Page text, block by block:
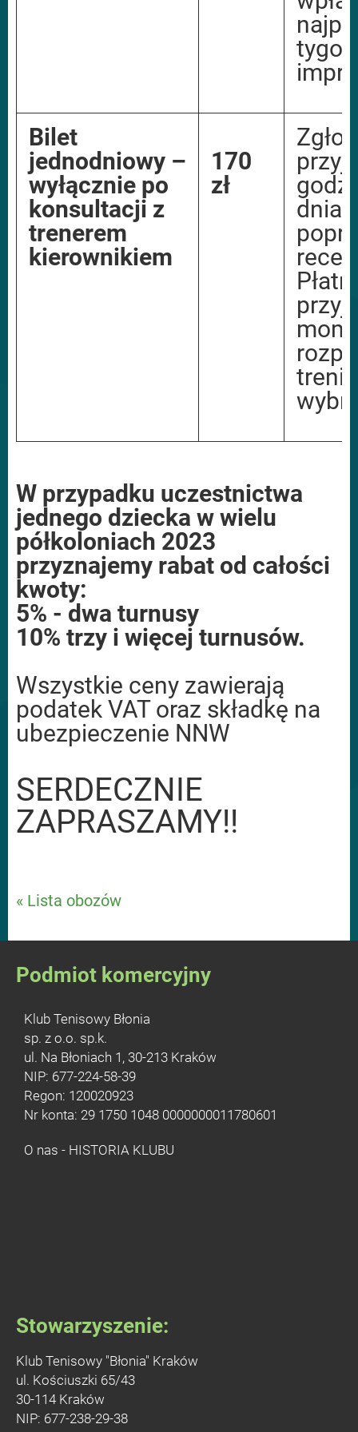
Bilet
jednodniowy –
wyłącznie po
konsultacji z
trenerem
kierownikiem
170
zł
dnia
W przypadku uczestnictwa
jednego dziecka w wielu
półkoloniach 2023
przyznajemy rabat od całości
kwoty:
5% - dwa turnusy
10% trzy i więcej turnusów.
Wszystkie ceny zawierają
podatek VAT oraz składkę na
ubezpieczenie NNW
SERDECZNIE
ZAPRASZAMY!!
« Lista obozów
Podmiot komercyjny
Klub Tenisowy Błonia
sp. z o.o. sp.k.
ul. Na Błoniach 1, 30-213 Kraków
NIP: 677-224-58-39
Regon: 120020923
Nr konta: 29 1750 1048 0000000011780601
O nas - HISTORIA KLUBU
Stowarzyszenie:
Klub Tenisowy "Błonia" Kraków
ul. Kościuszki 65/43
30-114 Kraków
NIP: 677-238-29-38